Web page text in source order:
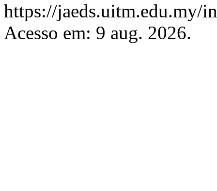
https://jaeds.uitm.edu.my/
Acesso em: 9 aug. 2026.